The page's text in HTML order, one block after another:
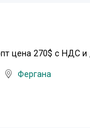
цена 270$ с НДС
Фергана